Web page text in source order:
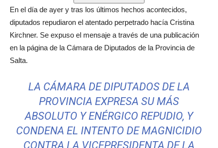
En el día de ayer y tras los últimos hechos acontecidos,
diputados repudiaron el atentado perpetrado hacía Cristina
Kirchner. Se expuso el mensaje a través de una publicación
en la página de la Cámara de Diputados de la Provincia de
Salta.
LA CÁMARA DE DIPUTADOS DE LA
PROVINCIA EXPRESA SU MÁS
ABSOLUTO Y ENÉRGICO REPUDIO, Y
CONDENA EL INTENTO DE MAGNICIDIO
CONTRA LA VICEPRESIDENTA DE LA